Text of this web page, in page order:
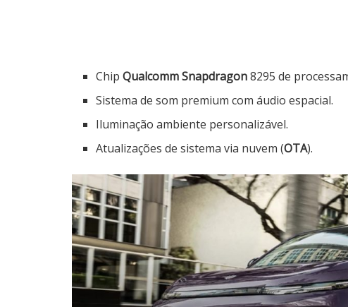
ChipQualcomm Snapdragon8295 de
Sistema de som premium com áudio espacial.
Iluminação ambiente personalizável.
Atualizações de sistema via nuvem (OTA).